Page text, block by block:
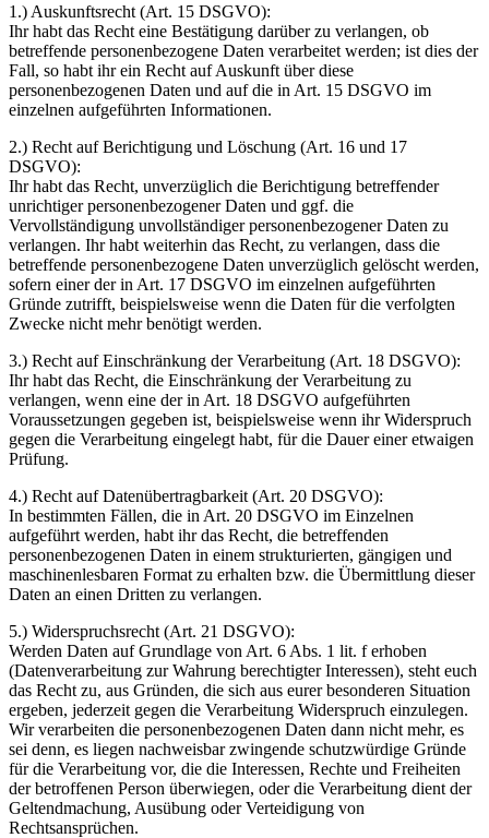
1.) Auskunftsrecht (Art. 15 DSGVO):
Ihr habt das Recht eine Bestätigung darüber zu verlangen, ob
betreffende personenbezogene Daten verarbeitet werden; ist dies der
Fall, so habt ihr ein Recht auf Auskunft über diese
personenbezogenen Daten und auf die in Art. 15 DSGVO im
einzelnen aufgeführten Informationen.
2.) Recht auf Berichtigung und Löschung (Art. 16 und 17
DSGVO):
Ihr habt das Recht, unverzüglich die Berichtigung betreffender
unrichtiger personenbezogener Daten und ggf. die
Vervollständigung unvollständiger personenbezogener Daten zu
verlangen. Ihr habt weiterhin das Recht, zu verlangen, dass die
betreffende personenbezogene Daten unverzüglich gelöscht werden,
sofern einer der in Art. 17 DSGVO im einzelnen aufgeführten
Gründe zutrifft, beispielsweise wenn die Daten für die verfolgten
Zwecke nicht mehr benötigt werden.
3.) Recht auf Einschränkung der Verarbeitung (Art. 18 DSGVO):
Ihr habt das Recht, die Einschränkung der Verarbeitung zu
verlangen, wenn eine der in Art. 18 DSGVO aufgeführten
Voraussetzungen gegeben ist, beispielsweise wenn ihr Widerspruch
gegen die Verarbeitung eingelegt habt, für die Dauer einer etwaigen
Prüfung.
4.) Recht auf Datenübertragbarkeit (Art. 20 DSGVO):
In bestimmten Fällen, die in Art. 20 DSGVO im Einzelnen
aufgeführt werden, habt ihr das Recht, die betreffenden
personenbezogenen Daten in einem strukturierten, gängigen und
maschinenlesbaren Format zu erhalten bzw. die Übermittlung dieser
Daten an einen Dritten zu verlangen.
5.) Widerspruchsrecht (Art. 21 DSGVO):
Werden Daten auf Grundlage von Art. 6 Abs. 1 lit. f erhoben
(Datenverarbeitung zur Wahrung berechtigter Interessen), steht euch
das Recht zu, aus Gründen, die sich aus eurer besonderen Situation
ergeben, jederzeit gegen die Verarbeitung Widerspruch einzulegen.
Wir verarbeiten die personenbezogenen Daten dann nicht mehr, es
sei denn, es liegen nachweisbar zwingende schutzwürdige Gründe
für die Verarbeitung vor, die die Interessen, Rechte und Freiheiten
der betroffenen Person überwiegen, oder die Verarbeitung dient der
Geltendmachung, Ausübung oder Verteidigung von
Rechtsansprüchen.